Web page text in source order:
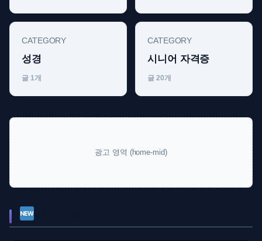
CATEGORY
성경
글 1개
CATEGORY
시니어 자격증
글 20개
광고 영역 (home-mid)